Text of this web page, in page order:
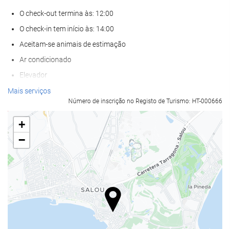
O check-out termina às: 12:00
O check-in tem início às: 14:00
Aceitam-se animais de estimação
Ar condicionado
Elevador
Acesso def. motores
Salas para não-fumadores
Proibido fumar em todas as áreas
Piscina
Piscina
Piscina exterior
Piscina exterior (todo o ano)
Piscina exterior (sazonal)
Mais serviços
Número de inscrição no Registo de Turismo: HT-000666
+
−